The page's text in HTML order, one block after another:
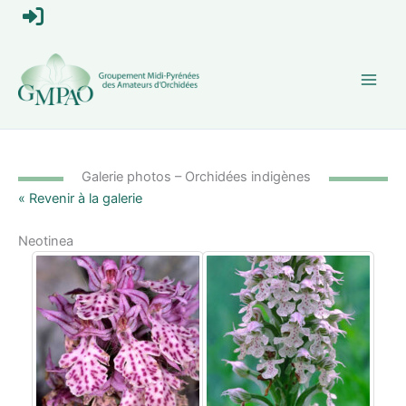
Aller
e
c
o
n
e
t
e
Galerie photos – Orchidées indigènes
« Revenir à la galerie
Neotinea